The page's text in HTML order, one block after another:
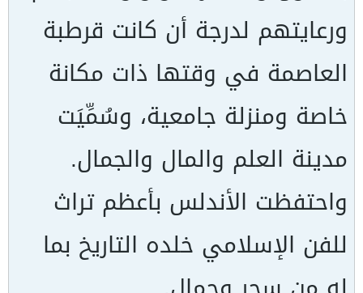
ورعايتهم لدرجة أن كانت قرطبة
العاصمة في وقتها ذات مكانة
خاصة ومنزلة جامعية، وسُمِّيَت
مدينة العلم والمال والجمال.
واحتفظت الأندلس بأعظم تراث
للفن الإسلامي خلده التاريخ بما